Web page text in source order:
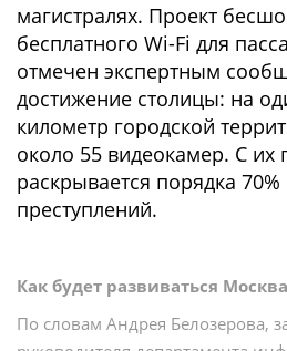
магистралях. Проект
бесплатного Wi-Fi для
отмечен экспертным
достижение столицы: на
километр городской
около 55 видеокамер. С
раскрывается порядка
преступлений.
Как будет развиваться Москва
По словам Андрея Белозерова,